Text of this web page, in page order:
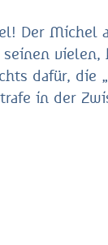
Der Michel
vielen,
dafür, die
in der